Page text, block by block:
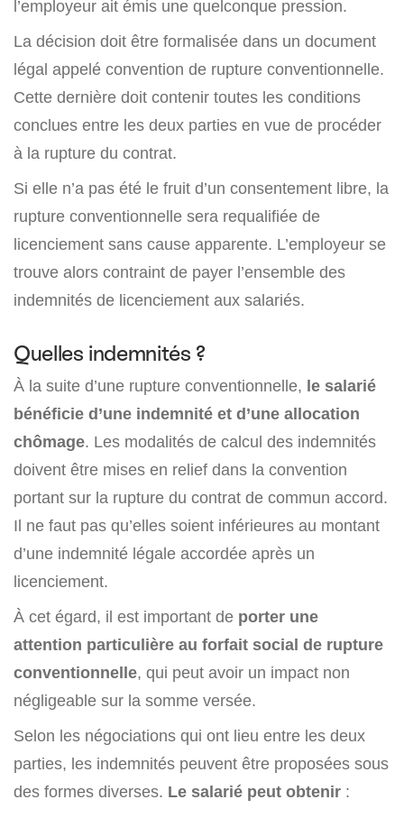
l’employeur ait émis une quelconque pression.
La décision doit être formalisée dans un document
légal appelé convention de rupture conventionnelle.
Cette dernière doit contenir toutes les conditions
conclues entre les deux parties en vue de procéder
à la rupture du contrat.
Si elle n’a pas été le fruit d’un consentement libre, la
rupture conventionnelle sera requalifiée de
licenciement sans cause apparente. L’employeur se
trouve alors contraint de payer l’ensemble des
indemnités de licenciement aux salariés.
Quelles indemnités ?
À la suite d’une rupture conventionnelle, le salarié
bénéficie d’une indemnité et d’une allocation
chômage. Les modalités de calcul des indemnités
doivent être mises en relief dans la convention
portant sur la rupture du contrat de commun accord.
Il ne faut pas qu’elles soient inférieures au montant
d’une indemnité légale accordée après un
licenciement.
À cet égard, il est important de porter une
attention particulière au forfait social de rupture
conventionnelle, qui peut avoir un impact non
négligeable sur la somme versée.
Selon les négociations qui ont lieu entre les deux
parties, les indemnités peuvent être proposées sous
des formes diverses. Le salarié peut obtenir :